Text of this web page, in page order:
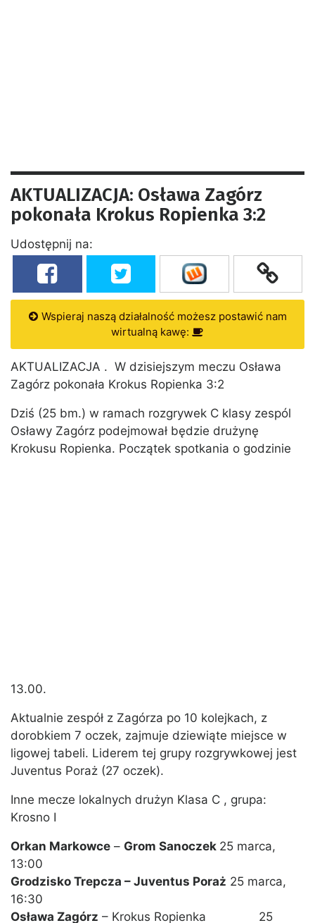
AKTUALIZACJA: Osława Zagórz
pokonała Krokus Ropienka 3:2
Udostępnij na:
Wspieraj naszą działalność możesz postawić nam
wirtualną kawę:
AKTUALIZACJA . W dzisiejszym meczu Osława
Zagórz pokonała Krokus Ropienka 3:2
Dziś (25 bm.) w ramach rozgrywek C klasy zespól
Osławy Zagórz podejmował będzie drużynę
Krokusu Ropienka. Początek spotkania o godzinie
13.00.
Aktualnie zespół z Zagórza po 10 kolejkach, z
dorobkiem 7 oczek, zajmuje dziewiąte miejsce w
ligowej tabeli. Liderem tej grupy rozgrywkowej jest
Juventus Poraż (27 oczek).
Inne mecze lokalnych drużyn Klasa C , grupa:
Krosno I
Orkan Markowce – Grom Sanoczek 25 marca,
13:00
Grodzisko Trepcza – Juventus Poraż 25 marca,
16:30
Osława Zagórz – Krokus Ropienka 25